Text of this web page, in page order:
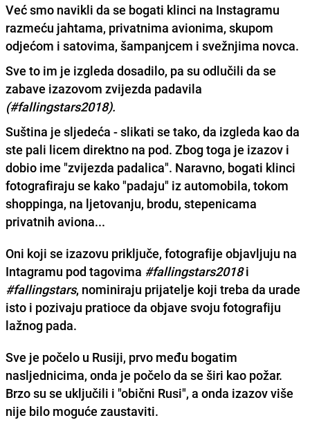
Već smo navikli da se bogati klinci na Instagramu
razmeću jahtama, privatnima avionima, skupom
odjećom i satovima, šampanjcem i svežnjima novca.
Sve to im je izgleda dosadilo, pa su odlučili da se
zabave izazovom zvijezda padavila
(#fallingstars2018).
Suština je sljedeća - slikati se tako, da izgleda kao da
ste pali licem direktno na pod. Zbog toga je izazov i
dobio ime "zvijezda padalica". Naravno, bogati klinci
fotografiraju se kako "padaju" iz automobila, tokom
shoppinga, na ljetovanju, brodu, stepenicama
privatnih aviona...
Oni koji se izazovu priključe, fotografije objavljuju na
Intagramu pod tagovima #fallingstars2018i
#fallingstars, nominiraju prijatelje koji treba da urade
isto i pozivaju pratioce da objave svoju fotografiju
lažnog pada.
Sve je počelo u Rusiji, prvo među bogatim
nasljednicima, onda je počelo da se širi kao požar.
Brzo su se uključili i "obični Rusi", a onda izazov više
nije bilo moguće zaustaviti.